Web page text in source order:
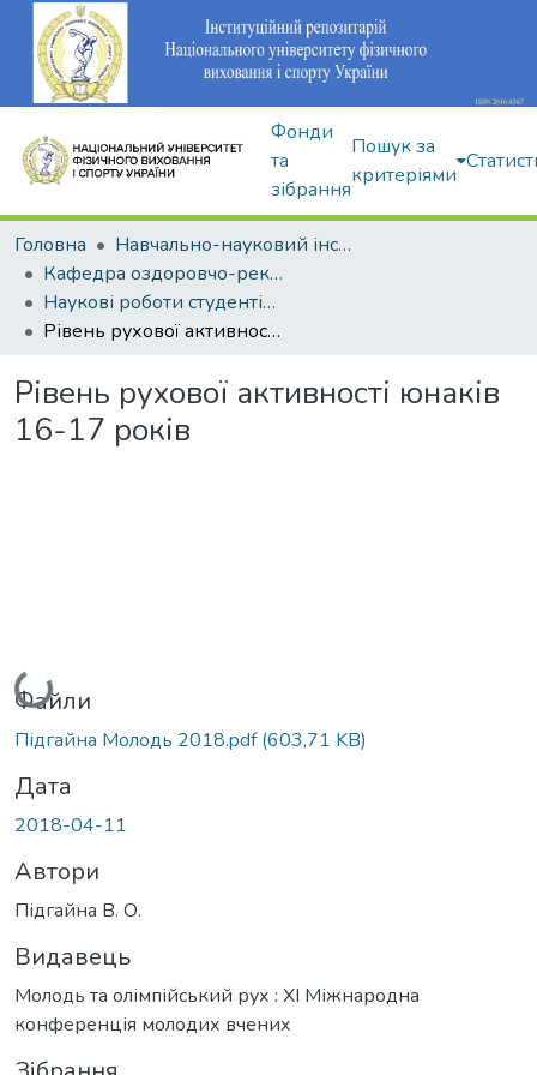
Фонди
та
зібрання
Пошук за
критеріями
Головна
Навчально-науковий інститут здоров'я, реабілітації та фізичного виховання
Кафедра оздоровчо-рекреаційної рухової активності
Наукові роботи студентів і аспірантів
Рівень рухової активності юнаків 16-17 років
Рівень рухової активності юнаків
16-17 років
Вантажиться...
Файли
Підгайна Молодь 2018.pdf(603,71 KB)
Дата
2018-04-11
Автори
Підгайна В. О.
Видавець
Молодь та олімпійський рух : XІ Міжнародна
конференція молодих вчених